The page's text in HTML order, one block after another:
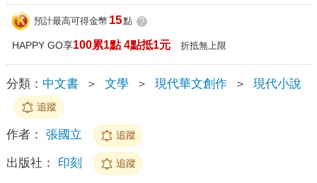
預計最高可得金幣 15點 ?
HAPPY GO享100累1點 4點抵1元 折抵無上限
分類： 中文書 ＞ 文學 ＞ 現代華文創作 ＞ 現代小說
追蹤
作者： 張國立 追蹤
出版社： 印刻 追蹤